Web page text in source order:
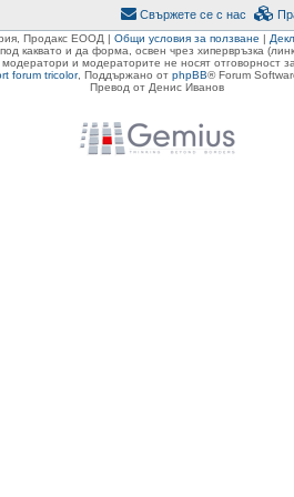
Свържете се с нас
Продакс ЕООД | Общи условия за ползване |
каквато и да форма, освен чрез хипервръзка
и модераторите не носят отговорност
forum tricolor, Поддържано от phpBB® Forum
Превод от Денис Иванов